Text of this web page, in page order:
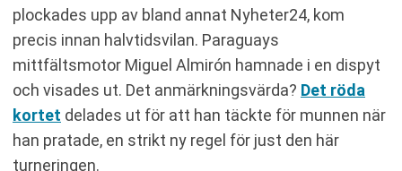
plockades upp av bland annat Nyheter24, kom
precis innan halvtidsvilan. Paraguays
mittfältsmotor Miguel Almirón hamnade i en dispyt
och visades ut. Det anmärkningsvärda? Det röda
kortet delades ut för att han täckte för munnen när
han pratade, en strikt ny regel för just den här
turneringen.